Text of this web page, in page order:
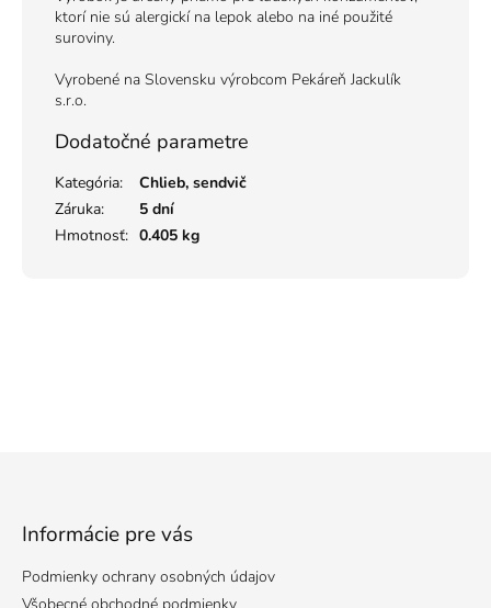
ktorí nie sú alergickí na lepok alebo na iné použité
suroviny.
Vyrobené na Slovensku výrobcom Pekáreň Jackulík
s.r.o.
Dodatočné parametre
Kategória:
Chlieb, sendvič
Záruka:
5 dní
Hmotnosť: 0.405 kg
Informácie pre vás
Podmienky ochrany osobných údajov
Všobecné obchodné podmienky